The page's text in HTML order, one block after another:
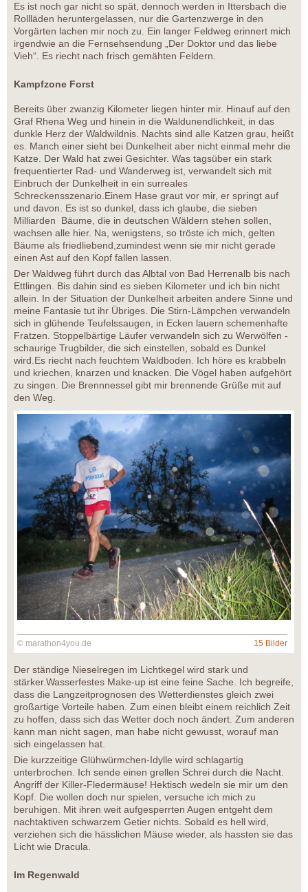
Es ist noch gar nicht so spät, dennoch werden in Ittersbach die
Rollläden heruntergelassen, nur die Gartenzwerge in den
Vorgärten lachen mir noch zu. Ein langer Feldweg erinnert mich
irgendwie an die Fernsehsendung „Der Doktor und das liebe
Vieh“. Es riecht nach frisch gemähten Feldern.
Kampfzone Forst
Bereits über zwanzig Kilometer liegen hinter mir. Hinauf auf den
Graf Rhena Weg und hinein in die Waldunendlichkeit, in das
dunkle Herz der Waldwildnis. Nachts sind alle Katzen grau, heißt
es. Manch einer sieht bei Dunkelheit aber nicht einmal mehr die
Katze. Der Wald hat zwei Gesichter. Was tagsüber ein stark
frequentierter Rad- und Wanderweg ist, verwandelt sich mit
Einbruch der Dunkelheit in ein surreales
Schreckensszenario.Einem Hase graut vor mir, er springt auf
und davon. Es ist so dunkel, dass ich glaube, die sieben
Milliarden Bäume, die in deutschen Wäldern stehen sollen,
wachsen alle hier. Na, wenigstens, so tröste ich mich, gelten
Bäume als friedliebend,zumindest wenn sie mir nicht gerade
einen Ast auf den Kopf fallen lassen.
Der Waldweg führt durch das Albtal von Bad Herrenalb bis nach
Ettlingen. Bis dahin sind es sieben Kilometer und ich bin nicht
allein. In der Situation der Dunkelheit arbeiten andere Sinne und
meine Fantasie tut ihr Übriges. Die Stirn-Lämpchen verwandeln
sich in glühende Teufelssaugen, in Ecken lauern schemenhafte
Fratzen. Stoppelbärtige Läufer verwandeln sich zu Werwölfen -
schaurige Trugbilder, die sich einstellen, sobald es Dunkel
wird.Es riecht nach feuchtem Waldboden. Ich höre es krabbeln
und kriechen, knarzen und knacken. Die Vögel haben aufgehört
zu singen. Die Brennnessel gibt mir brennende Grüße mit auf
den Weg.
© marathon4you.de 15 Bilder
Der ständige Nieselregen im Lichtkegel wird stark und
stärker.Wasserfestes Make-up ist eine feine Sache. Ich begreife,
dass die Langzeitprognosen des Wetterdienstes gleich zwei
großartige Vorteile haben. Zum einen bleibt einem reichlich Zeit
zu hoffen, dass sich das Wetter doch noch ändert. Zum anderen
kann man nicht sagen, man habe nicht gewusst, worauf man
sich eingelassen hat.
Die kurzzeitige Glühwürmchen-Idylle wird schlagartig
unterbrochen. Ich sende einen grellen Schrei durch die Nacht.
Angriff der Killer-Fledermäuse! Hektisch wedeln sie mir um den
Kopf. Die wollen doch nur spielen, versuche ich mich zu
beruhigen. Mit ihren weit aufgesperrten Augen entgeht dem
nachtaktiven schwarzem Getier nichts. Sobald es hell wird,
verziehen sich die hässlichen Mäuse wieder, als hassten sie das
Licht wie Dracula.
Im Regenwald